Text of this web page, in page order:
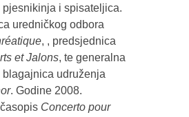
pjesnikinja i spisateljica.
uredničkog odbora
, , predsjednica
et Jalons, te generalna
blagajnica udruženja
. Godine 2008.
Concerto pour